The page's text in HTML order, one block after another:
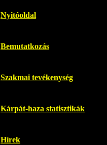
Nyitóoldal
Bemutatkozás
Szakmai tevékenység
Kárpát-haza statisztikák
Hírek